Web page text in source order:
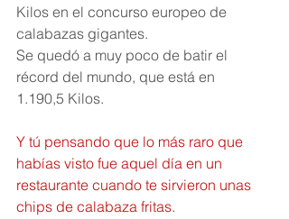
Kilos en el concurso europeo de
calabazas gigantes.
Se quedó a muy poco de batir el
récord del mundo, que está en
1.190,5 Kilos.
Y tú pensando que lo más raro que
habías visto fue aquel día en un
restaurante cuando te sirvieron unas
chips de calabaza fritas.